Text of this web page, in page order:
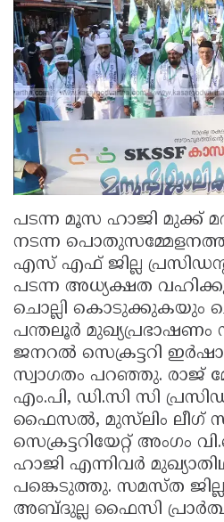
പടന്ന മൂസ ഹാജി മുക്ക്
നടന്ന
എസ് എഫ് ജില്ല
പടന്ന അധ്യക്ഷത
ചൊല്ലി കൊടുക്കുകയും
പന്തലൂർ മുഖ്യപ്രഭാഷണം
ജനറൽ സെക്രട്ടറി
സ്വാഗതം പറഞ്ഞു. രാജ്
എം.പി, ഡി.സി സി
ഫൈസൽ, മുസ്‌ലിം ലീഗ്
സെക്രട്ടറിയേറ്റ് അംഗം
ഹാജി എന്നിവർ
പങ്കെടുത്തു. സമസ്ത ജില്ല
അബ്ദുല്ല ഫൈസി